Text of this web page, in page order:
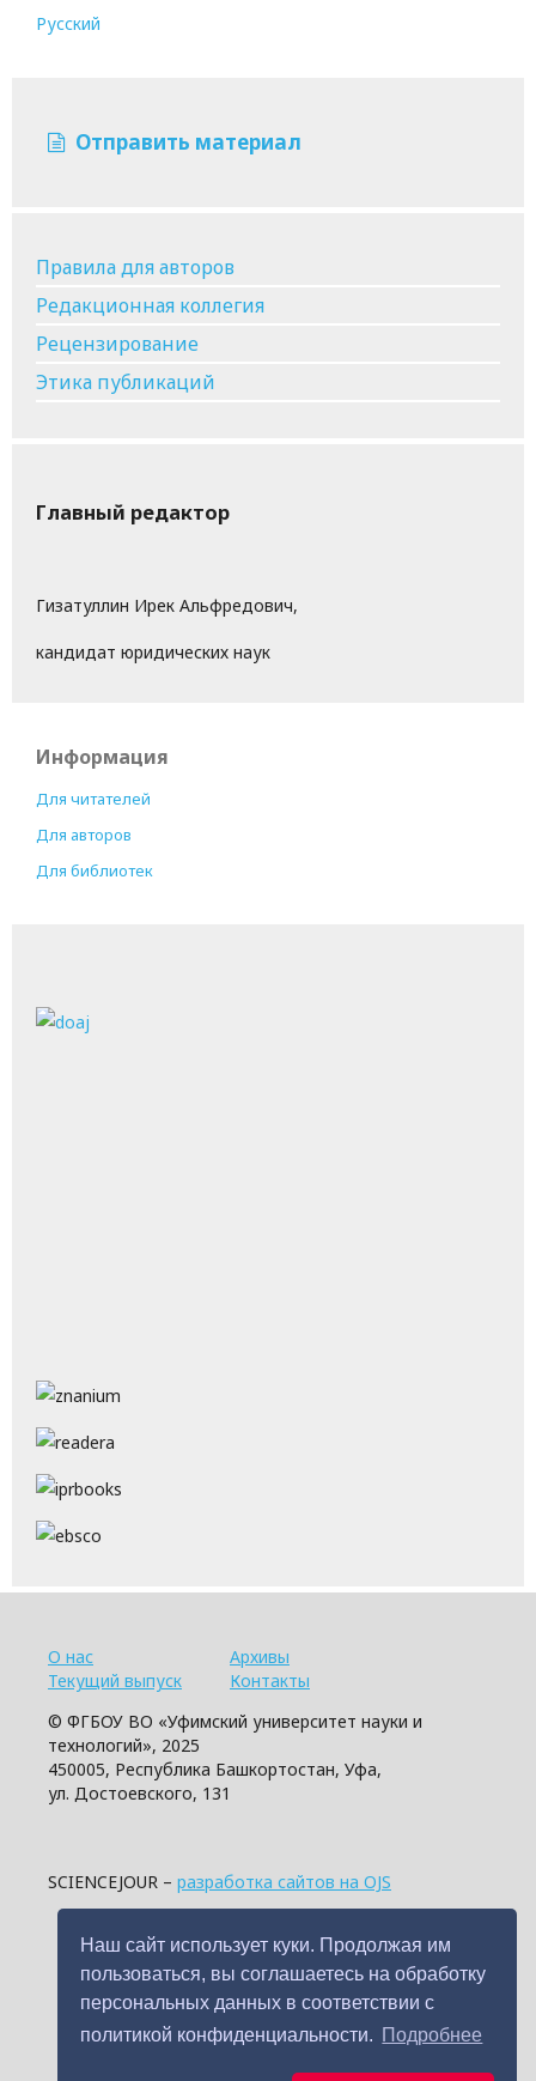
Наш сайт использует куки. Продолжая им
пользоваться, вы соглашаетесь на обработку
персональных данных в соответствии с
политикой конфиденциальности. Подробнее
Русский
Отправить материал
Правила для авторов
Редакционная коллегия
Рецензирование
Этика публикаций
Главный редактор
Гизатуллин Ирек Альфредович,
кандидат юридических наук
Информация
Для читателей
Для авторов
Для библиотек
О нас
Текущий выпуск
Архивы
Контакты
© ФГБОУ ВО «Уфимский университет науки и
технологий», 2025
450005, Республика Башкортостан, Уфа,
ул. Достоевского, 131
SCIENCEJOUR – разработка сайтов на OJS